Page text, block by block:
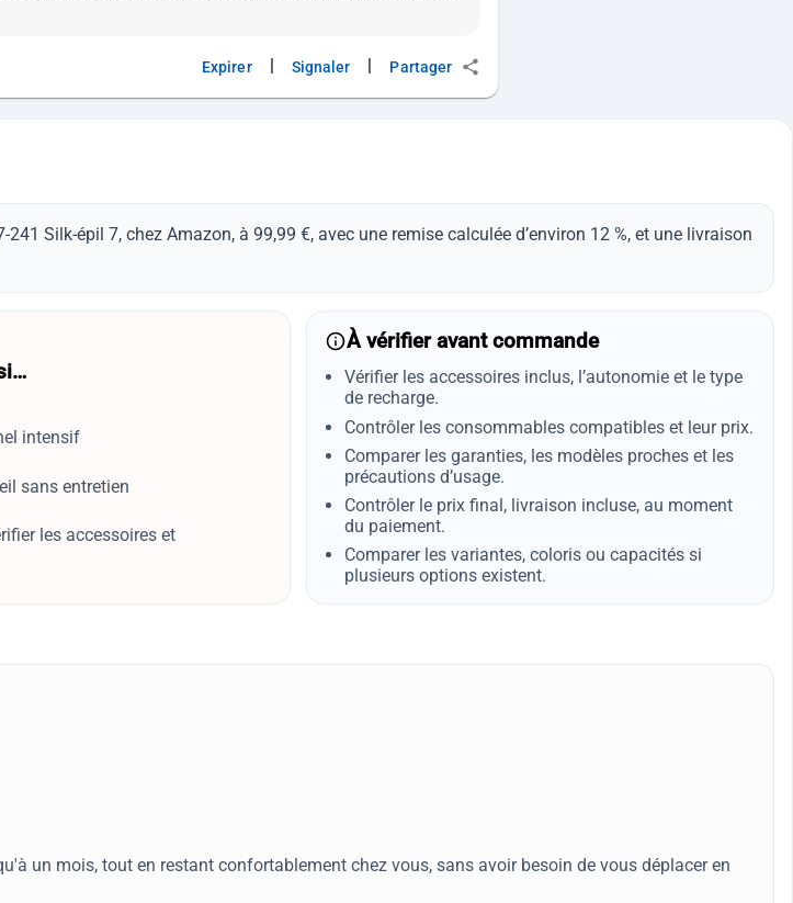
Expirer Signaler Partager
Silk-épil 7, chez Amazon, à 99,99 €, avec une remise calculée d’environ 12 %, et une livraison
intensif
sans entretien
les accessoires et
À vérifier avant commande
Vérifier les accessoires inclus, l’autonomie et le type
de recharge.
Contrôler les consommables compatibles et leur prix.
Comparer les garanties, les modèles proches et les
précautions d’usage.
Contrôler le prix final, livraison incluse, au moment
du paiement.
Comparer les variantes, coloris ou capacités si
plusieurs options existent.
un mois, tout en restant confortablement chez vous, sans avoir besoin de vous déplacer en